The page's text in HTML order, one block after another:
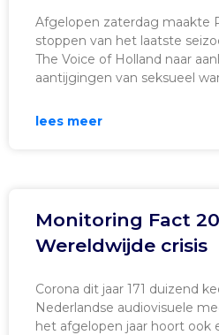
Afgelopen zaterdag maakte
stoppen van het laatste
The Voice of Holland naar
aantijgingen van seksueel
lees meer
Monitoring Fact
Wereldwijde crisis
Corona dit jaar 171 duizend
Nederlandse audiovisuele
het afgelopen jaar hoort ook